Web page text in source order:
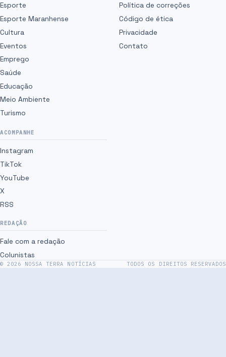
Esporte
Esporte Maranhense
Cultura
Eventos
Emprego
Saúde
Educação
Meio Ambiente
Turismo
Política de correções
Código de ética
Privacidade
Contato
ACOMPANHE
Instagram
TikTok
YouTube
X
RSS
REDAÇÃO
Fale com a redação
Colunistas
©2026 NOSSA TERRA NOTÍCIAS TODOS OS DIREITOS RESERVADOS